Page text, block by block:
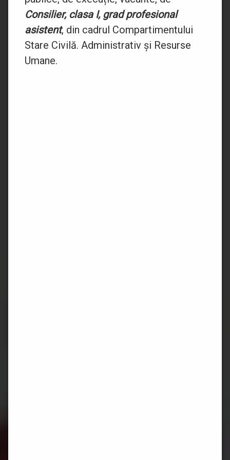
Consilier, clasa I, grad profesional
asistent, din cadrul Compartimentului
Stare Civilă. Administrativ și Resurse
Umane.